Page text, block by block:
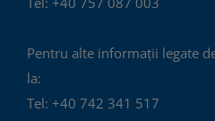
Pentru alte informații legate
la:
Tel: +40 742 341 517